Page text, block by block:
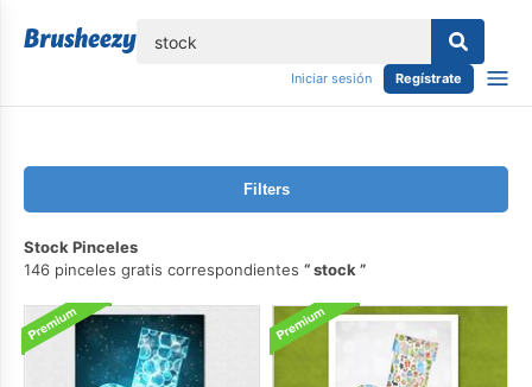
Iniciar sesión Regístrate
Filters
Stock Pinceles
146 pinceles gratis correspondientes
stock